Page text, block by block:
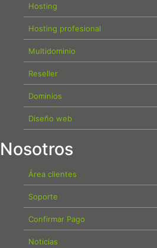
Hosting
Hosting profesional
Multidominio
Reseller
Dominios
Diseño web
Nosotros
Área clientes
Soporte
Confirmar Pago
Noticias